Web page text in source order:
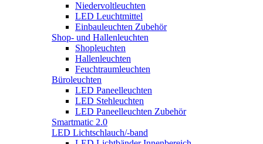
Niedervoltleuchten
LED Leuchtmittel
Einbauleuchten Zubehör
Shop- und Hallenleuchten
Shopleuchten
Hallenleuchten
Feuchtraumleuchten
Büroleuchten
LED Paneelleuchten
LED Stehleuchten
LED Paneelleuchten Zubehör
Smartmatic 2.0
LED Lichtschlauch/-band